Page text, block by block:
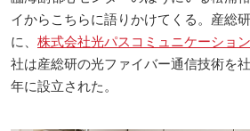
イからこちらに語りかけてくる。産総
に、 株式会社光パスコミュニケーショ
社は産総研の光ファイバー通信技術を
年に設立された。